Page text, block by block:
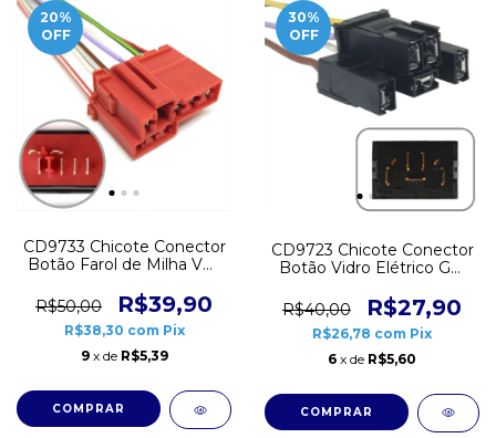
20%
OFF
CD9733 Chicote Conector
Botão Farol de Milha VW
R$50,00
R$39,90
R$38,30 com Pix
9 x de R$5,39
30%
OFF
CD9723 Chicote Conector
Botão Vidro Elétrico GM
G4 5 vias
R$40,00 R$27,90
R$26,78 com Pix
6 x de R$5,60